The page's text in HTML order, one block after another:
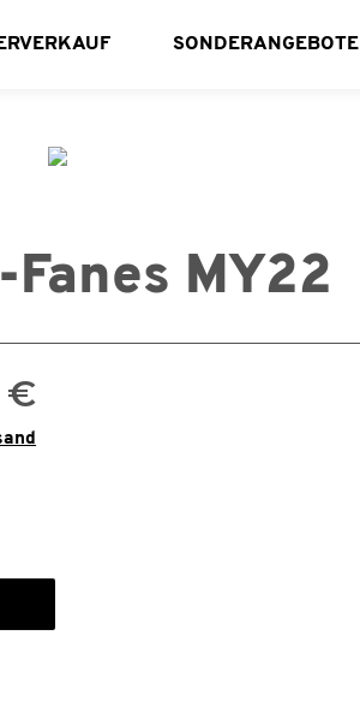
SONDERANGEBOTE
MY22
€